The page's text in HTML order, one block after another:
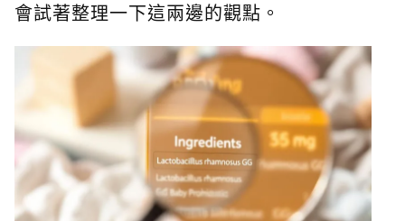
會試著整理一下這兩邊的觀點。